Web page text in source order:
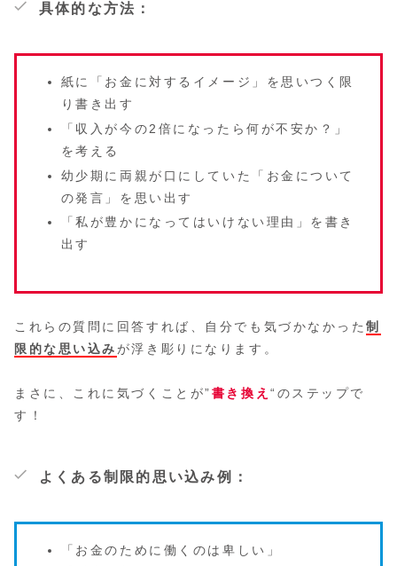
具体的な方法：
紙に「お金に対するイメージ」を思いつく限
り書き出す
「収入が今の2倍になったら何が不安か？」
を考える
幼少期に両親が口にしていた「お金について
の発言」を思い出す
「私が豊かになってはいけない理由」を書き
出す
これらの質問に回答すれば、自分でも気づかなかった制
限的な思い込み が浮き彫りになります。
まさに、これに気づくことが”書き換え“のステップで
す！
よくある制限的思い込み例：
「お金のために働くのは卑しい」